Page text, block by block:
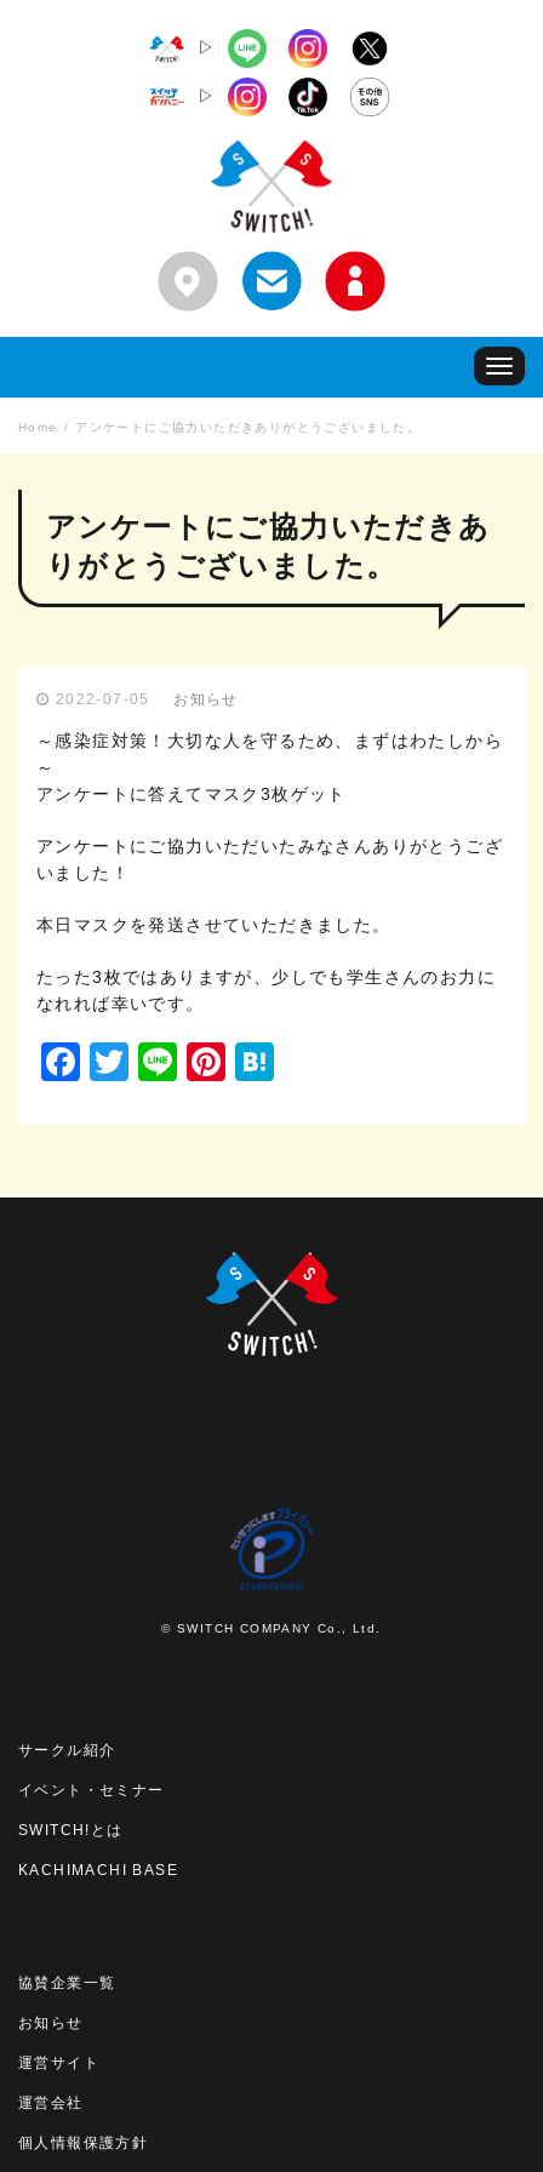
▷
▷
Toggle
Home アンケートにご協力いただきありがとうございました。
アンケートにご協力いただきあ
りがとうございました。
2022-07-05 お知らせ
～感染症対策！大切な人を守るため、まずはわたしから
～
アンケートに答えてマスク3枚ゲット
アンケートにご協力いただいたみなさんありがとうござ
いました！
本日マスクを発送させていただきました。
たった3枚ではありますが、少しでも学生さんのお力に
なれれば幸いです。
Facebook
Twitter
LinePinterest
© SWITCH COMPANY Co., Ltd.
サークル紹介
イベント・セミナー
SWITCH!とは
KACHIMACHI BASE
協賛企業一覧
お知らせ
運営サイト
運営会社
個人情報保護方針